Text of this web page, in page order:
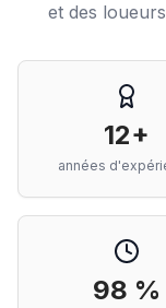
et des
12+
années
98 %